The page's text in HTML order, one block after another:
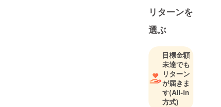
低学年、初
心者向け
に、なでし
も開催中
♪（毎週月曜
日)
リターンを
選ぶ
目標金額
未達でも
リターン
が届きま
す(All-in
方式)